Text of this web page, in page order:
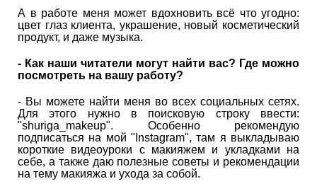
А в работе меня может вдохновить всё что угодно:
цвет глаз клиента, украшение, новый косметический
продукт, и даже музыка.
- Как наши читатели могут найти вас? Где можно
посмотреть на вашу работу?
- Вы можете найти меня во всех социальных сетях.
Для этого нужно в поисковую строку ввести:
"shuriga_makeup". Особенно рекомендую
подписаться на мой "Instagram", там я выкладываю
короткие видеоуроки с макияжем и укладками на
себе, а также даю полезные советы и рекомендации
на тему макияжа и ухода за собой.